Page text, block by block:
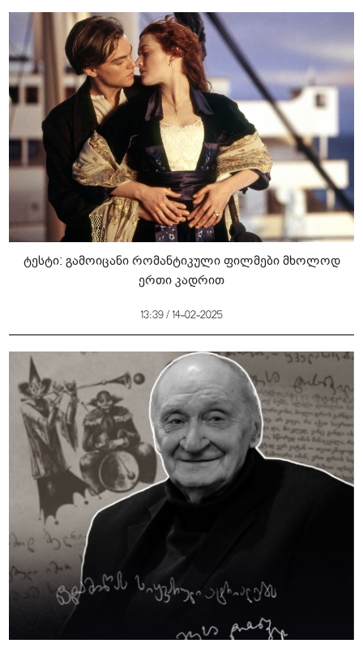
ტესტი: გამოიცანი რომანტიკული ფილმები მხოლოდ
ერთი კადრით
13:39 / 14-02-2025